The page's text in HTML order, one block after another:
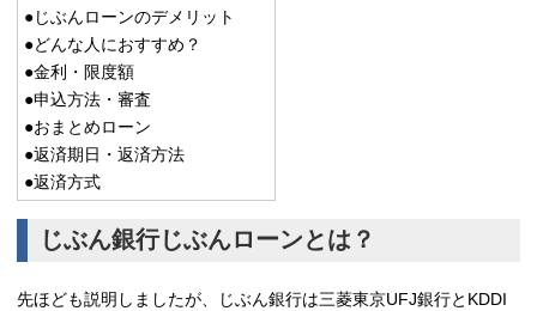
●じぶんローンのデメリット
●どんな人におすすめ？
●金利・限度額
●申込方法・審査
●おまとめローン
●返済期日・返済方法
●返済方式
じぶん銀行じぶんローンとは？
先ほども説明しましたが、じぶん銀行は三菱東京UFJ銀行とKDDI